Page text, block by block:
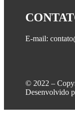
E-mail:
©️ 2022 –
Desenvolvido